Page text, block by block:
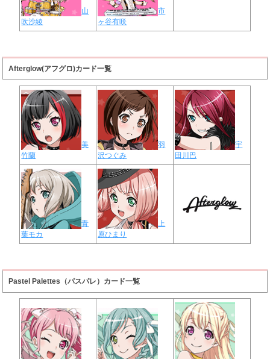
山
吹沙綾
市
ヶ谷有咲
Afterglow(アフグロ)カード一覧
美
竹蘭
羽
沢つぐみ
宇
田川巴
青
葉モカ
上
原ひまり
Pastel Palettes（パスパレ）カード一覧